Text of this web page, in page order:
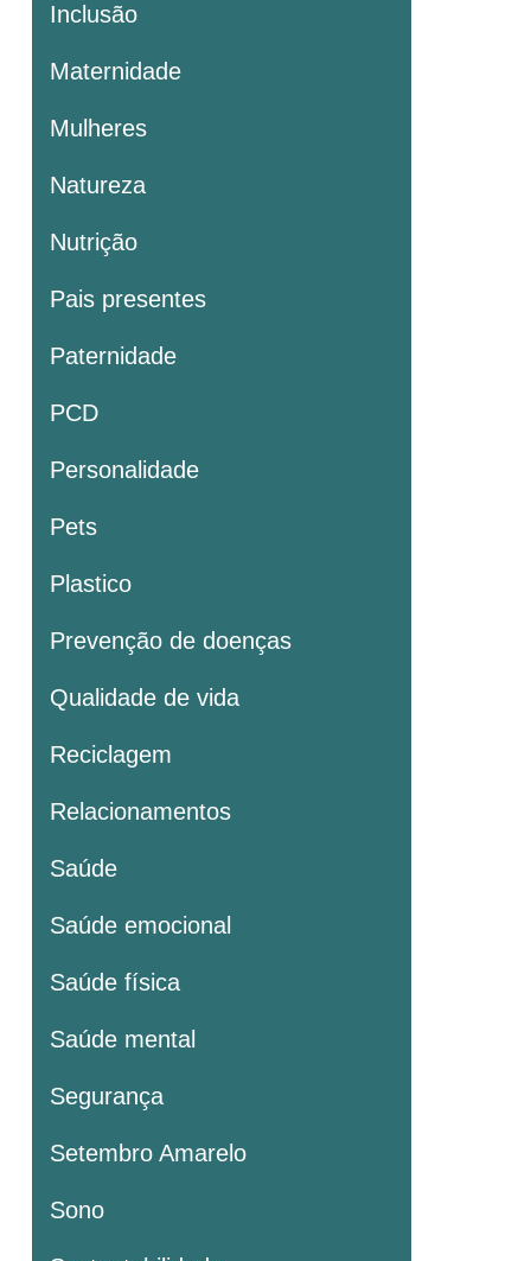
Inclusão
Maternidade
Mulheres
Natureza
Nutrição
Pais presentes
Paternidade
PCD
Personalidade
Pets
Plastico
Prevenção de doenças
Qualidade de vida
Reciclagem
Relacionamentos
Saúde
Saúde emocional
Saúde física
Saúde mental
Segurança
Setembro Amarelo
Sono